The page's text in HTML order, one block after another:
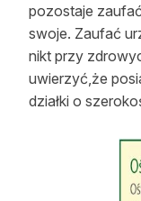
pozostaje
swoje. Zaufać
nikt przy
uwierzyć,że
działki o